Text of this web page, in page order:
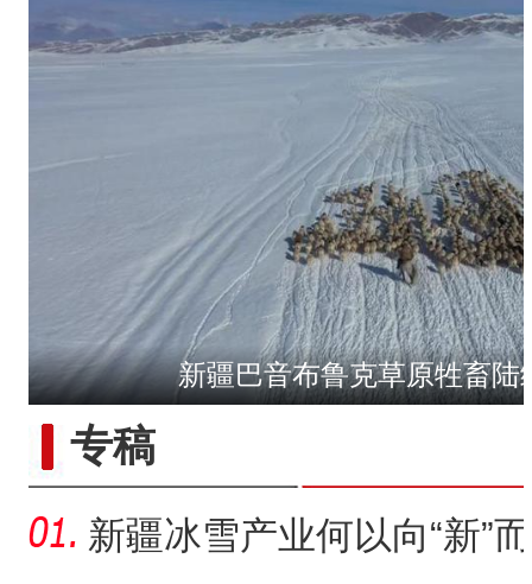
新疆巴音布鲁克草原牲畜陆
专稿
新疆冰雪产业何以向“新”而